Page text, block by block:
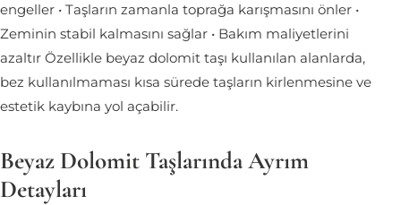
engeller • Taşların zamanla toprağa karışmasını önler •
Zeminin stabil kalmasını sağlar • Bakım maliyetlerini
azaltır Özellikle beyaz dolomit taşı kullanılan alanlarda,
bez kullanılmaması kısa sürede taşların kirlenmesine ve
estetik kaybına yol açabilir.
Beyaz Dolomit Taşlarında Ayrım
Detayları